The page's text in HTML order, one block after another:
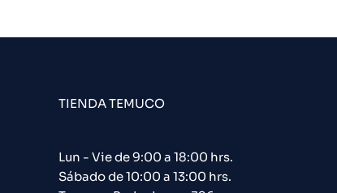
TIENDA TEMUCO
Lun - Vie de 9:00 a 18:00 hrs.
Sábado de 10:00 a 13:00 hrs.